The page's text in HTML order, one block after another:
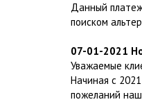
Данный
поиском
07-01-2021
Уважаемые
Начиная с
пожеланий